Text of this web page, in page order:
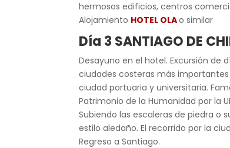
hermosos edificios, centros
Alojamiento HOTEL OLAo similar
Día 3 SANTIAGO DE
Desayuno en el hotel. Excursión de
ciudades costeras más importantes
ciudad portuaria y universitaria.
Patrimonio de la Humanidad por la
Subiendo las escaleras de piedra o
estilo aledaño. El recorrido por la
Regreso a Santiago.